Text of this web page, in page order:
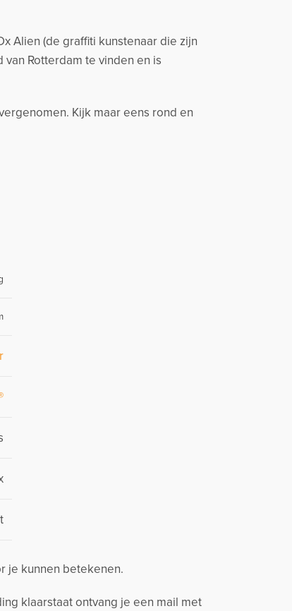
Alien (de graffiti kunstenaar die zijn
Rotterdam te vinden en is
Kijk maar eens rond en
je kunnen betekenen.
klaarstaat ontvang je een mail met